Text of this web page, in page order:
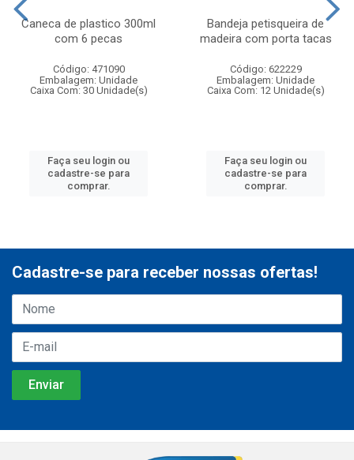
Caneca de plastico 300ml
com 6 pecas
Código: 471090
Embalagem: Unidade
Caixa Com: 30 Unidade(s)
Faça seu login ou
cadastre-se para
comprar.
Bandeja petisqueira de
madeira com porta tacas
Código: 622229
Embalagem: Unidade
Caixa Com: 12 Unidade(s)
Faça seu login ou
cadastre-se para
comprar.
Cadastre-se para receber nossas ofertas!